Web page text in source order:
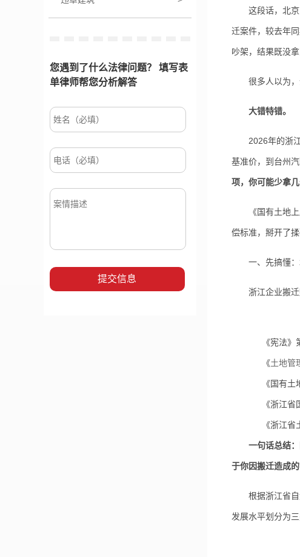
您遇到了什么法律问题？ 填写表
单律师帮您分析解答
这段话，北京
迁案件，较去年
吵架，结果既没
很多人以为，
大错特错。
2026年的浙江
基准价，到台州
项，你可能少拿几
《国有土地上
偿标准，掰开了揉
一、先搞懂：
浙江企业搬迁
《宪法
《土地管
《国有
《浙江
《浙江
一句话总结
于你因搬迁造成的
根据浙江省自
发展水平划分为三